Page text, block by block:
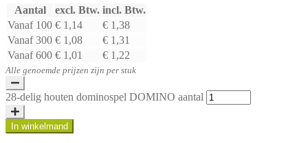
Aantal excl. Btw. incl. Btw.
Vanaf 100 € 1,14
€ 1,38
Vanaf 300 € 1,08
€ 1,31
Vanaf 600 € 1,01 € 1,22
Alle genoemde prijzen zijn per stuk
28-delig houten dominospel DOMINO aantal
In winkelmand